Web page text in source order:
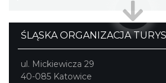
ŚLĄSKA ORGANIZACJA
ul. Mickiewicza 29
40-085 Katowice